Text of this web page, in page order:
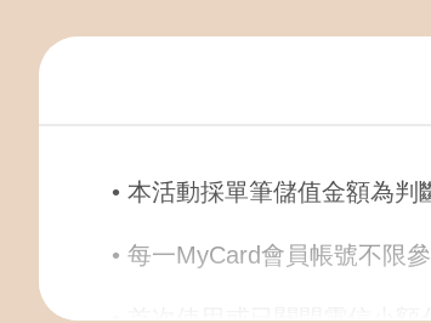
• 請妥善保存可參與活動之
• 使用會員轉/扣點，可至會員
• 本活動贈送之【序號】將
• 本活動採單筆儲值金額為判
• 每一MyCard會員帳號不限